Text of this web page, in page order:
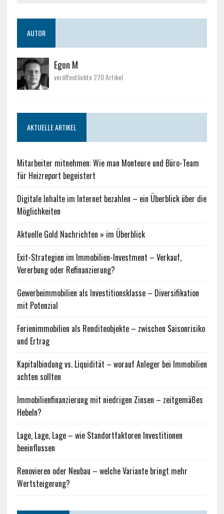
AUTOR
Egon M
veröffentlichte 270 Artikel
AKTUELLE ARTIKEL
Mitarbeiter mitnehmen: Wie man Monteure und Büro-Team
für Heizreport begeistert
Digitale Inhalte im Internet bezahlen – ein Überblick über die
Möglichkeiten
Aktuelle Gold Nachrichten » im Überblick
Exit-Strategien im Immobilien-Investment – Verkauf,
Vererbung oder Refinanzierung?
Gewerbeimmobilien als Investitionsklasse – Diversifikation
mit Potenzial
Ferienimmobilien als Renditeobjekte – zwischen Saisonrisiko
und Ertrag
Kapitalbindung vs. Liquidität – worauf Anleger bei Immobilien
achten sollten
Immobilienfinanzierung mit niedrigen Zinsen – zeitgemäßes
Hebeln?
Lage, Lage, Lage – wie Standortfaktoren Investitionen
beeinflussen
Renovieren oder Neubau – welche Variante bringt mehr
Wertsteigerung?